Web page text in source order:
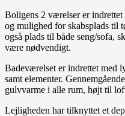
Boligens 2 værelser er
og mulighed for skabsplads til
også plads til både seng/sofa,
være nødvendigt.
Badeværelset er indrettet med
samt elementer.
gulvvarme i alle rum, højt til
Lejligheden har tilknyttet et